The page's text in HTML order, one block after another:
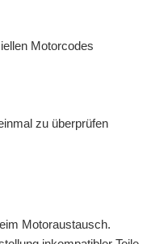
Motorcodes
zu überprüfen
Motoraustausch.